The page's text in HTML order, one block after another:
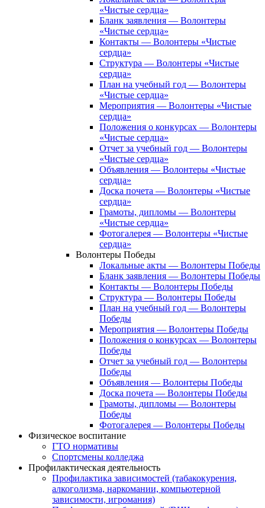
«Чистые сердца»
Бланк заявления — Волонтеры
«Чистые сердца»
Контакты — Волонтеры «Чистые
сердца»
Структура — Волонтеры «Чистые
сердца»
План на учебный год — Волонтеры
«Чистые сердца»
Мероприятия — Волонтеры «Чистые
сердца»
Положения о конкурсах — Волонтеры
«Чистые сердца»
Отчет за учебный год — Волонтеры
«Чистые сердца»
Объявления — Волонтеры «Чистые
сердца»
Доска почета — Волонтеры «Чистые
сердца»
Грамоты, дипломы — Волонтеры
«Чистые сердца»
Фотогалерея — Волонтеры «Чистые
сердца»
Волонтеры Победы
Локальные акты — Волонтеры Победы
Бланк заявления — Волонтеры Победы
Контакты — Волонтеры Победы
Структура — Волонтеры Победы
План на учебный год — Волонтеры
Победы
Мероприятия — Волонтеры Победы
Положения о конкурсах — Волонтеры
Победы
Отчет за учебный год — Волонтеры
Победы
Объявления — Волонтеры Победы
Доска почета — Волонтеры Победы
Грамоты, дипломы — Волонтеры
Победы
Фотогалерея — Волонтеры Победы
Физическое воспитание
ГТО нормативы
Спортсмены колледжа
Профилактическая деятельность
Профилактика зависимостей (табакокурения,
алкоголизма, наркомании, компьютерной
зависимости, игромания)